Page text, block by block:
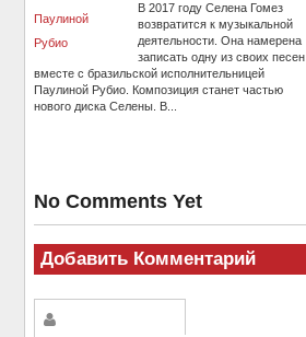
В 2017 году Селена Гомез
возвратится к музыкальной
деятельности. Она намерена
записать одну из своих песен
вместе с бразильской исполнительницей
Паулиной Рубио. Композиция станет частью
нового диска Селены. В...
No Comments Yet
Добавить Комментарий